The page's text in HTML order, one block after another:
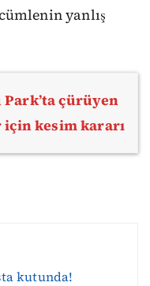
yanlış
çürüyen
için kesim kararı
kutunda!